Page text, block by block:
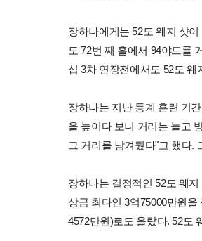
장하나에게는 52도 웨지 샷
도 72번 째 홀에서 94야드를
십 3차 연장전에서도 52도 웨
장하나는 지난 동계 훈련 기
을 높이다 보니 거리는 늘고
그 거리를 남겨뒀다"고 했다.
장하나는 결정적인 52도 웨
상금 최다인 3억75000만원을
4572만원)로도 올랐다. 52도